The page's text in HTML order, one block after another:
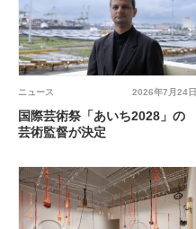
2026年7月24日
ニュース
国際芸術祭「あいち2028」の
芸術監督が決定